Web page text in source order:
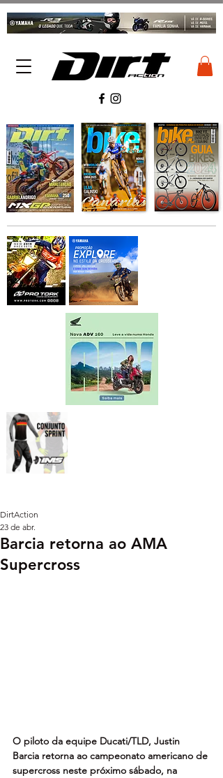
Barcia retorna ao AMA
Supercross
DirtAction
23 de abr.
O piloto da equipe Ducati/TLD, Justin
Barcia retorna ao campeonato americano de
supercross neste próximo sábado, na